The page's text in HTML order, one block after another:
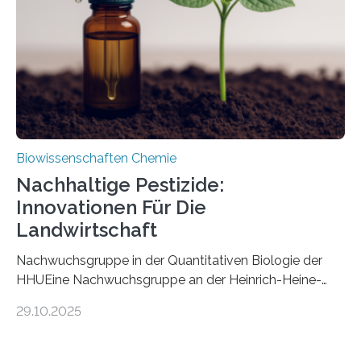
fossile Nachweis einer Stechmückenlarve in Bernstein
stellt gleichzeitig den ersten Fossilfund einer
Mückenlarve aus dem Mesozoikum dar, denn…
Biowissenschaften Chemie
Nachhaltige Pestizide:
Innovationen Für Die
Landwirtschaft
Nachwuchsgruppe in der Quantitativen Biologie der
HHUEine Nachwuchsgruppe an der Heinrich-Heine-
fünf Jahren erforschen, wie Bakterien auf
29.10.2025